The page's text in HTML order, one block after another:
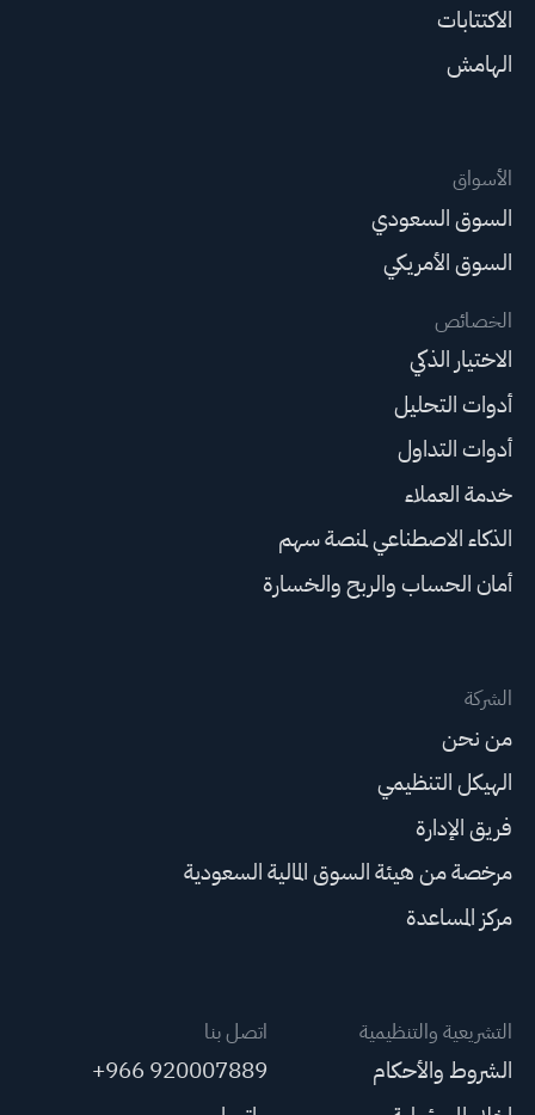
الاكتتابات
الهامش
الأسواق
السوق السعودي
السوق الأمريكي
الخصائص
الاختيار الذكي
أدوات التحليل
أدوات التداول
خدمة العملاء
الذكاء الاصطناعي لمنصة سهم
أمان الحساب والربح والخسارة
الشركة
من نحن
الهيكل التنظيمي
فريق الإدارة
مرخصة من هيئة السوق المالية السعودية
مركز المساعدة
التشريعية والتنظيمية
الشروط والأحكام
اتصل بنا
+966 920007889